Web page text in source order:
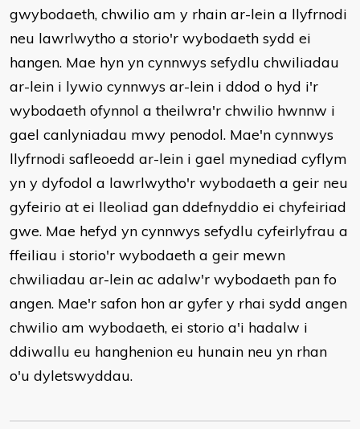
gwybodaeth, chwilio am y rhain ar-lein a llyfrnodi
neu lawrlwytho a storio'r wybodaeth sydd ei
hangen. Mae hyn yn cynnwys sefydlu chwiliadau
ar-lein i lywio cynnwys ar-lein i ddod o hyd i'r
wybodaeth ofynnol a theilwra'r chwilio hwnnw i
gael canlyniadau mwy penodol. Mae'n cynnwys
llyfrnodi safleoedd ar-lein i gael mynediad cyflym
yn y dyfodol a lawrlwytho'r wybodaeth a geir neu
gyfeirio at ei lleoliad gan ddefnyddio ei chyfeiriad
gwe. Mae hefyd yn cynnwys sefydlu cyfeirlyfrau a
ffeiliau i storio'r wybodaeth a geir mewn
chwiliadau ar-lein ac adalw'r wybodaeth pan fo
angen. Mae'r safon hon ar gyfer y rhai sydd angen
chwilio am wybodaeth, ei storio a'i hadalw i
ddiwallu eu hanghenion eu hunain neu yn rhan
o'u dyletswyddau.